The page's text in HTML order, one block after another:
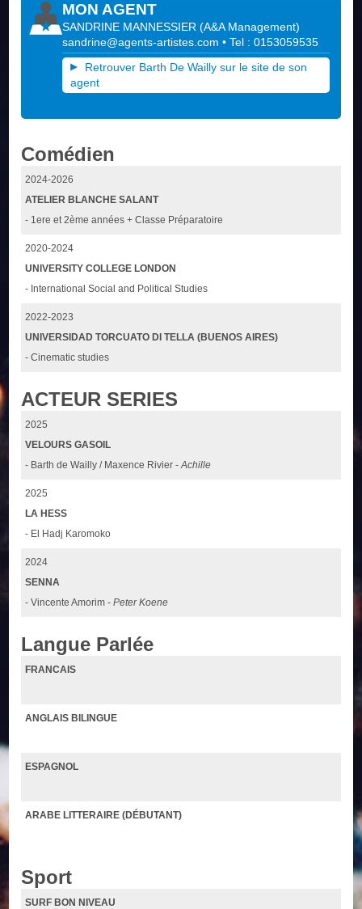
MON AGENT
SANDRINE MANNESSIER (A&A Management)
sandrine@agents-artistes.com • Tel : 0153059535
Retrouver Barth De Wailly sur le site de son
agent
Comédien
2024-2026
ATELIER BLANCHE SALANT
- 1ere et 2ème années + Classe Préparatoire
2020-2024
UNIVERSITY COLLEGE LONDON
- International Social and Political Studies
2022-2023
UNIVERSIDAD TORCUATO DI TELLA (BUENOS AIRES)
- Cinematic studies
ACTEUR SERIES
2025
VELOURS GASOIL
- Barth de Wailly / Maxence Rivier -Achille
2025
LA HESS
- El Hadj Karomoko
2024
SENNA
- Vincente Amorim -Peter Koene
Langue Parlée
FRANCAIS
ANGLAIS BILINGUE
ESPAGNOL
ARABE LITTERAIRE (DÉBUTANT)
Sport
SURF BON NIVEAU